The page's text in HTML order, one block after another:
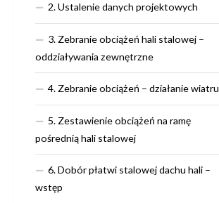
2. Ustalenie danych projektowych
3. Zebranie obciążeń hali stalowej –
oddziaływania zewnętrzne
4. Zebranie obciążeń – działanie wiatru
5. Zestawienie obciążeń na ramę
pośrednią hali stalowej
6. Dobór płatwi stalowej dachu hali –
wstęp